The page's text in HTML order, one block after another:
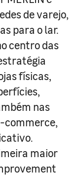
de varejo,
para o lar.
centro das
físicas,
nas
commerce,
maior